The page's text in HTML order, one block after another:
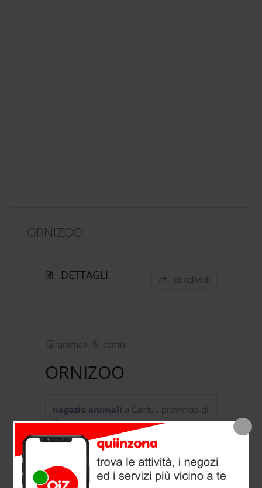
ORNIZOO
DETTAGLI condividi
animali cantù
ORNIZOO
negozio animali a Cantu', provincia di
Como